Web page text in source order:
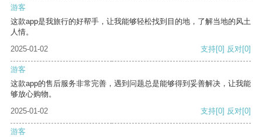
游客
这款app是我旅行的好帮手，让我能够轻松找到目的地，了解当地的风土
人情。
2025-01-02
支持[0] 反对[0]
游客
这款app的售后服务非常完善，遇到问题总是能够得到妥善解决，让我能
够放心购物。
2025-01-02
支持[0] 反对[0]
游客